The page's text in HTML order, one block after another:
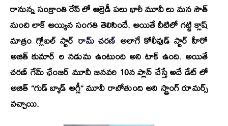
రానున్న సంక్రాంతి రేస్ లో ఆల్రెడీ పలు భారీ మూవీ లు మన సౌత్
నుంచి లాక్ అయ్యిన సంగతి తెలిసిందే. అయితే వీటిలో గట్టి క్లాష్
మాత్రం గ్లోబల్ స్టార్ రామ్ చరణ్ అలాగే కోలీవుడ్ స్టార్ హీరో
అజిత్ కుమార్ ల నడుమ ఉంటుంది అని టాక్ ఉంది. అయితే
చరణ్ గేమ్ ఛేంజర్ మూవీ జనవరి 10న ప్లాన్ చేస్తే అదే డేట్ లో
అజిత్ “గుడ్ బ్యాడ్ అగ్లీ” మూవీ రాబోతుంది అని స్ట్రాంగ్ రూమర్స్
వచ్చాయి.